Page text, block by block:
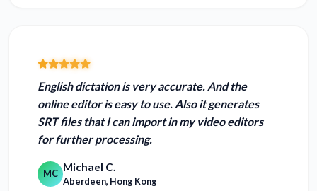
English dictation is very accurate. And the
online editor is easy to use. Also it generates
SRT files that I can import in my video editors
for further processing.
MC Michael C.
Aberdeen, Hong Kong